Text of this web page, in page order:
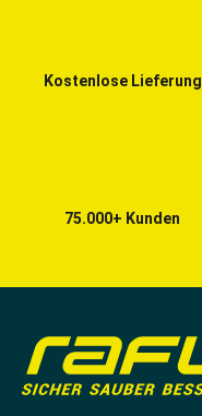
Kostenlose Lieferung
75.000+ Kunden